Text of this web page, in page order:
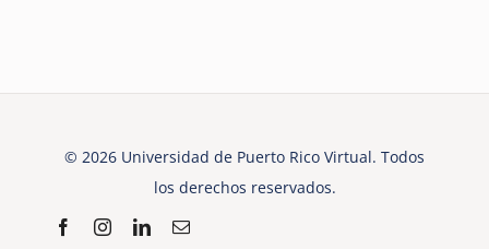
© 2026 Universidad de Puerto Rico Virtual. Todos
los derechos reservados.